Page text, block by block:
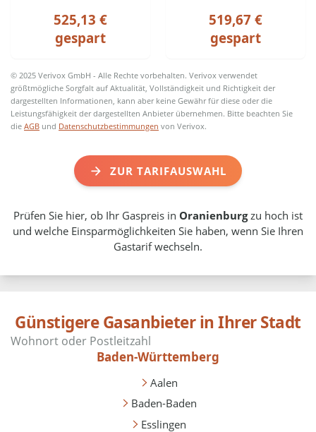
525,13 €
gespart
519,67 €
gespart
© 2025 Verivox GmbH - Alle Rechte vorbehalten. Verivox verwendet
größtmögliche Sorgfalt auf Aktualität, Vollständigkeit und Richtigkeit der
dargestellten Informationen, kann aber keine Gewähr für diese oder die
Leistungsfähigkeit der dargestellten Anbieter übernehmen. Bitte beachten Sie
dieAGB und Datenschutzbestimmungen von Verivox.
ZUR TARIFAUSWAHL
Prüfen Sie hier, ob Ihr Gaspreis in Oranienburgzu hoch ist
und welche Einsparmöglichkeiten Sie haben, wenn Sie Ihren
Gastarif wechseln.
Günstigere Gasanbieter in Ihrer Stadt
Baden-Württemberg
Aalen
Baden-Baden
Esslingen